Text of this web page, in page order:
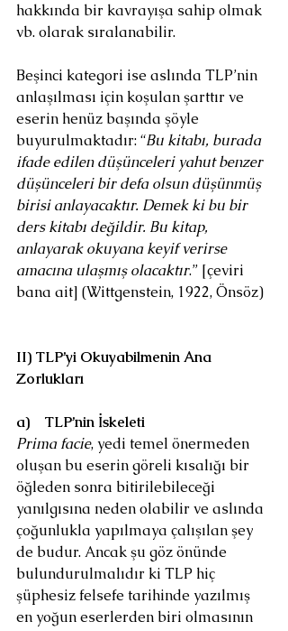
hakkında bir kavrayışa sahip olmak
vb. olarak sıralanabilir.
Beşinci kategori ise aslında TLP’nin
anlaşılması için koşulan şarttır ve
eserin henüz başında şöyle
buyurulmaktadır: “Bu kitabı, burada
ifade edilen düşünceleri yahut benzer
düşünceleri bir defa olsun düşünmüş
birisi anlayacaktır. Demek ki bu bir
ders kitabı değildir. Bu kitap,
anlayarak okuyana keyif verirse
amacına ulaşmış olacaktır.” [çeviri
bana ait] (Wittgenstein, 1922, Önsöz)
II) TLP’yi Okuyabilmenin Ana
Zorlukları
a)
TLP’nin İskeleti
Prima facie, yedi temel önermeden
oluşan bu eserin göreli kısalığı bir
öğleden sonra bitirilebileceği
yanılgısına neden olabilir ve aslında
çoğunlukla yapılmaya çalışılan şey
de budur. Ancak şu göz önünde
bulundurulmalıdır ki TLP hiç
şüphesiz felsefe tarihinde yazılmış
en yoğun eserlerden biri olmasının